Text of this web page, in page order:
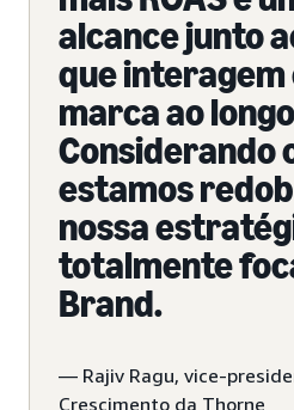
alcance junto
que interagem
marca ao
Considerando
estamos
nossa
totalmente
Brand.
— Rajiv Ragu, vice-
Crescimento da Thorne